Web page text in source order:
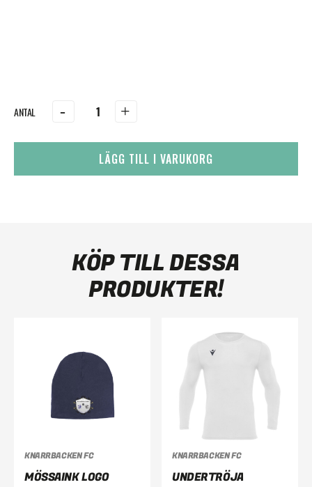
- +
LÄGG TILL I VARUKORG
KÖP TILL DESSA
PRODUKTER!
KNARRBACKEN FC
MÖSSAINK LOGO
KNARRBACKEN FC
UNDERTRÖJA